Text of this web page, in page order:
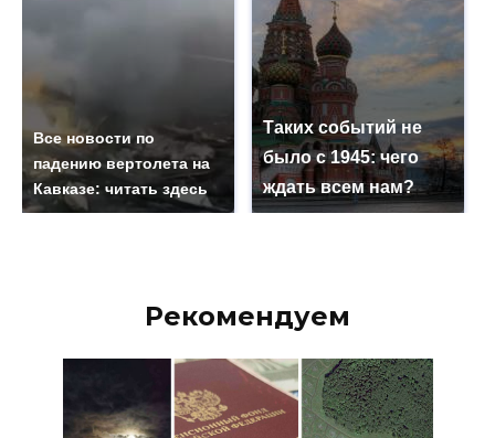
Все новости по
падению вертолета на
Кавказе: читать здесь
Таких событий не
было с 1945: чего
ждать всем нам?
Рекомендуем